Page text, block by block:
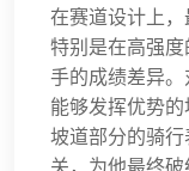
在赛道设计上，
特别是在高强
手的成绩差异
能够发挥优势
坡道部分的骑